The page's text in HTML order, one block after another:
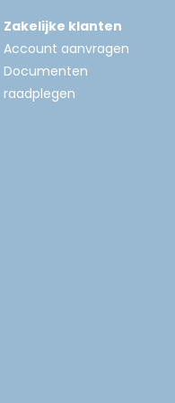
Zakelijke klanten
Account aanvragen
Documenten
raadplegen